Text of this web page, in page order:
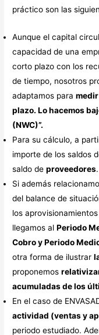
práctico son las
Aunque el capital
capacidad de una
corto plazo con los
de tiempo, nosotros
adaptamos para
plazo. Lo hacemos
(NWC)”.
Para su cálculo, a
importe de los saldos
saldo deproveedores.
Si además
del balance de
los
llegamos alPeriodo
Cobro y Periodo
otra forma de ilustrar
proponemos
acumuladas de los
En el caso de
actividad (ventas y
periodo estudiado.